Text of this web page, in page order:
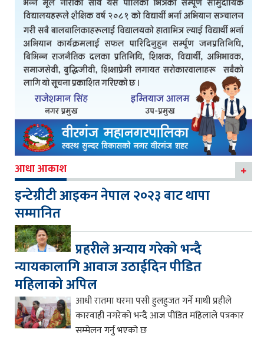
आधा आकाश
इन्टेग्रीटी आइकन नेपाल २०२३ बाट थापा
सम्मानित
प्रहरीले अन्याय गरेको भन्दै
न्यायकालागि आवाज उठाईदिन पीडित
महिलाको अपिल
आधी रातमा घरमा पसी हुलहुजत गर्ने माथी प्रहीले
कारवाही नगरेको भन्दै आज पीडित महिलाले पत्रकार
सम्मेलन गर्नु भएको छ